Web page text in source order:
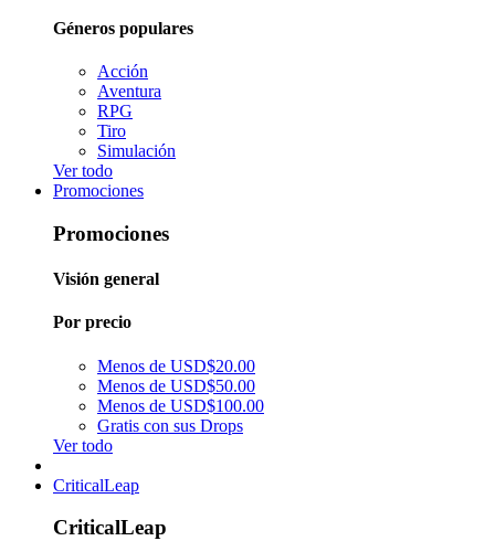
Géneros populares
Acción
Aventura
RPG
Tiro
Simulación
Ver todo
Promociones
Promociones
Visión general
Por precio
Menos de USD$20.00
Menos de USD$50.00
Menos de USD$100.00
Gratis con sus Drops
Ver todo
CriticalLeap
CriticalLeap